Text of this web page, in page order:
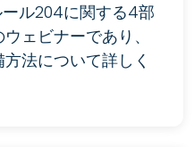
ル204に関する4部
ェビナーであり、
法について詳しく